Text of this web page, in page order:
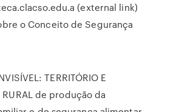
(external link)
o Conceito de Segurança
TERRITÓRIO E
RURAL de produção da